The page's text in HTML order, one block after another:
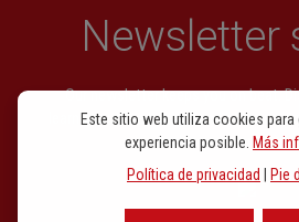
Newsletter
Our newsletter keeps you on beat.
learn about the background of music
exclusive
Este sitio web utiliza cookies para
experiencia posible. Más
Política de privacidad | Pie